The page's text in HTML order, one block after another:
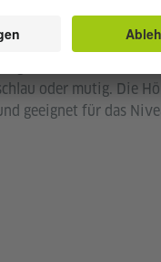
Frauen aus aller Welt.
eines gemeinsam: Sie
oder mutig. Die
geeignet für das